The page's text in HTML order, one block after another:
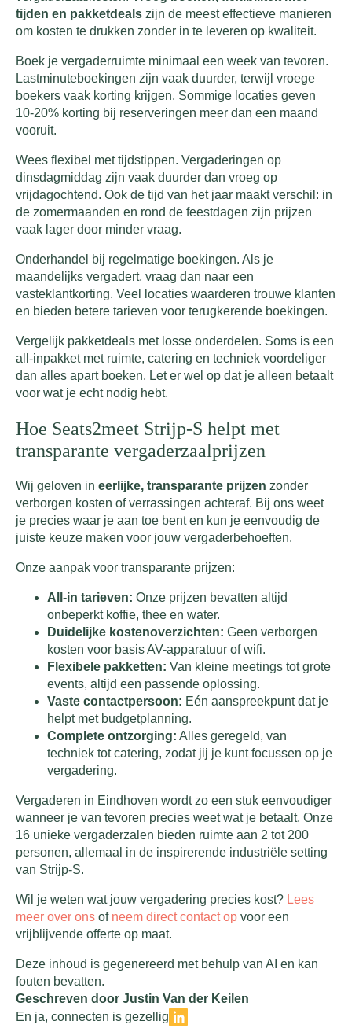
tijden en pakketdeals zijn de meest effectieve manieren
om kosten te drukken zonder in te leveren op kwaliteit.
Boek je vergaderruimte minimaal een week van tevoren.
Lastminuteboekingen zijn vaak duurder, terwijl vroege
boekers vaak korting krijgen. Sommige locaties geven
10-20% korting bij reserveringen meer dan een maand
vooruit.
Wees flexibel met tijdstippen. Vergaderingen op
dinsdagmiddag zijn vaak duurder dan vroeg op
vrijdagochtend. Ook de tijd van het jaar maakt verschil: in
de zomermaanden en rond de feestdagen zijn prijzen
vaak lager door minder vraag.
Onderhandel bij regelmatige boekingen. Als je
maandelijks vergadert, vraag dan naar een
vasteklantkorting. Veel locaties waarderen trouwe klanten
en bieden betere tarieven voor terugkerende boekingen.
Vergelijk pakketdeals met losse onderdelen. Soms is een
all-inpakket met ruimte, catering en techniek voordeliger
dan alles apart boeken. Let er wel op dat je alleen betaalt
voor wat je echt nodig hebt.
Hoe Seats2meet Strijp-S helpt met
transparante vergaderzaalprijzen
Wij geloven in eerlijke, transparante prijzen zonder
verborgen kosten of verrassingen achteraf. Bij ons weet
je precies waar je aan toe bent en kun je eenvoudig de
juiste keuze maken voor jouw vergaderbehoeften.
Onze aanpak voor transparante prijzen:
All-in tarieven: Onze prijzen bevatten altijd
onbeperkt koffie, thee en water.
Duidelijke kostenoverzichten: Geen verborgen
kosten voor basis AV-apparatuur of wifi.
Flexibele pakketten: Van kleine meetings tot grote
events, altijd een passende oplossing.
Vaste contactpersoon: Eén aanspreekpunt dat je
helpt met budgetplanning.
Complete ontzorging: Alles geregeld, van
techniek tot catering, zodat jij je kunt focussen op je
vergadering.
Vergaderen in Eindhoven wordt zo een stuk eenvoudiger
wanneer je van tevoren precies weet wat je betaalt. Onze
16 unieke vergaderzalen bieden ruimte aan 2 tot 200
personen, allemaal in de inspirerende industriële setting
van Strijp-S.
Wil je weten wat jouw vergadering precies kost? Lees
meer over ons of neem direct contact op voor een
vrijblijvende offerte op maat.
Deze inhoud is gegenereerd met behulp van AI en kan
fouten bevatten.
Geschreven door Justin Van der Keilen
En ja, connecten is gezellig